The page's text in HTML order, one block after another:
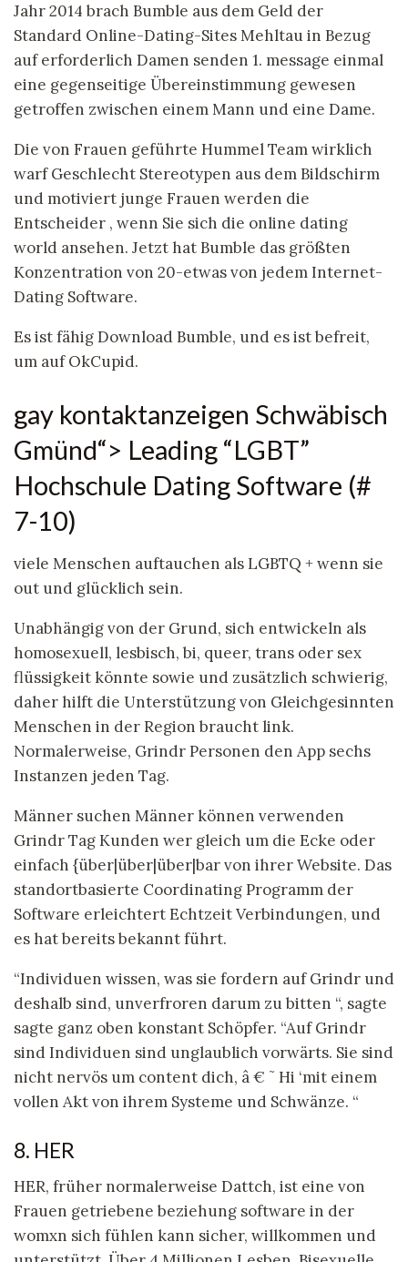
Jahr 2014 brach Bumble aus dem Geld der
Standard Online-Dating-Sites Mehltau in Bezug
auf erforderlich Damen senden 1. message einmal
eine gegenseitige Übereinstimmung gewesen
getroffen zwischen einem Mann und eine Dame.
Die von Frauen geführte Hummel Team wirklich
warf Geschlecht Stereotypen aus dem Bildschirm
und motiviert junge Frauen werden die
Entscheider , wenn Sie sich die online dating
world ansehen. Jetzt hat Bumble das größten
Konzentration von 20-etwas von jedem Internet-
Dating Software.
Es ist fähig Download Bumble, und es ist befreit,
um auf OkCupid.
gay kontaktanzeigen Schwäbisch
Gmünd“> Leading “LGBT”
Hochschule Dating Software (#
7-10)
viele Menschen auftauchen als LGBTQ + wenn sie
out und glücklich sein.
Unabhängig von der Grund, sich entwickeln als
homosexuell, lesbisch, bi, queer, trans oder sex
flüssigkeit könnte sowie und zusätzlich schwierig,
daher hilft die Unterstützung von Gleichgesinnten
Menschen in der Region braucht link.
Normalerweise, Grindr Personen den App sechs
Instanzen jeden Tag.
Männer suchen Männer können verwenden
Grindr Tag Kunden wer gleich um die Ecke oder
einfach {über|über|über|bar von ihrer Website. Das
standortbasierte Coordinating Programm der
Software erleichtert Echtzeit Verbindungen, und
es hat bereits bekannt führt.
“Individuen wissen, was sie fordern auf Grindr und
deshalb sind, unverfroren darum zu bitten “, sagte
sagte ganz oben konstant Schöpfer. “Auf Grindr
sind Individuen sind unglaublich vorwärts. Sie sind
nicht nervös um content dich, â € ˜ Hi ‘mit einem
vollen Akt von ihrem Systeme und Schwänze. “
8. HER
HER, früher normalerweise Dattch, ist eine von
Frauen getriebene beziehung software in der
womxn sich fühlen kann sicher, willkommen und